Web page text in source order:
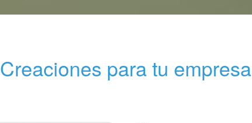
Creaciones para tu empresa